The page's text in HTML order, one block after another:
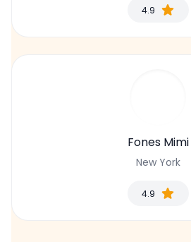
4.9
Fones Mimi
New York
4.9